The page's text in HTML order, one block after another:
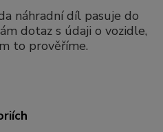
náhradní díl pasuje do
dotaz s údaji o vozidle,
to prověříme.